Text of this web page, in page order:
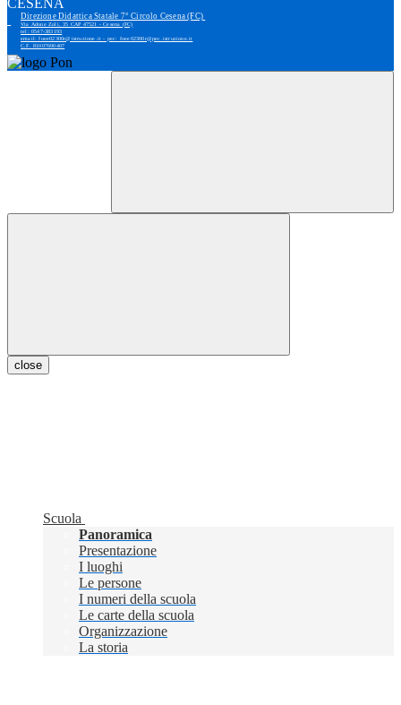
Direzione Didattica Statale 7° Circolo Cesena (FC)
Via Adone Zoli, 35 CAP 47521 - Cesena (FC)
tel: 0547-383193
email: foee02300r@istruzione.it - pec: foee02300r@pec.istruzione.it
C.F. 81007690407
close
Scuola
Panoramica
Presentazione
I luoghi
Le persone
I numeri della scuola
Le carte della scuola
Organizzazione
La storia